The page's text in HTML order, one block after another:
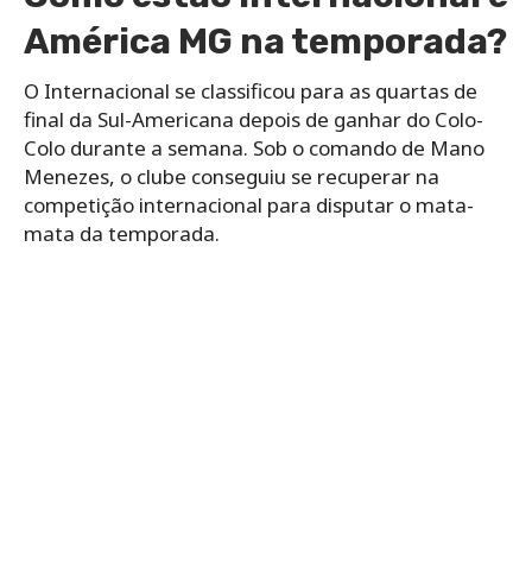
América MG na temporada?
O Internacional se classificou para as quartas de
final da Sul-Americana depois de ganhar do Colo-
Colo durante a semana. Sob o comando de Mano
Menezes, o clube conseguiu se recuperar na
competição internacional para disputar o mata-
mata da temporada.